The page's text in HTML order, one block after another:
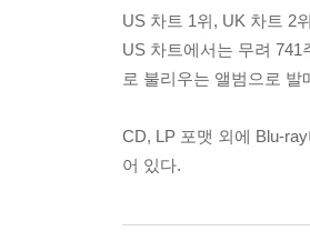
US 차트 1위, UK 차트 2
US 차트에서는 무려
로 불리우는 앨범으로
CD, LP 포맷 외에 Blu-
어 있다.